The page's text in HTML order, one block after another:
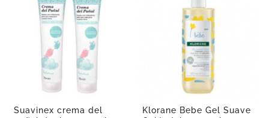
Suavinex crema del
Klorane Bebe Gel Suave